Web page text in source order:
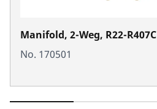
Manifold, 2-Weg, R22-R407C
No. 170501